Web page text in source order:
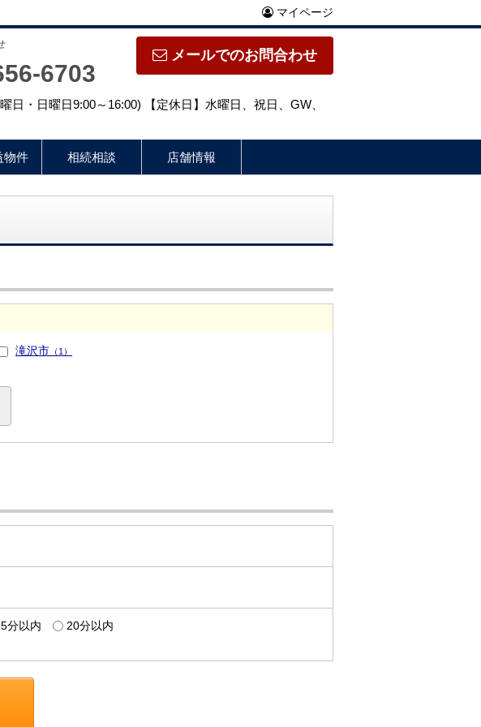
マイページ
メールでのお問合わせ
6703
日・日曜日9:00～16:00) 【定休日】水曜日、祝日、GW、
物件 相続相談 店舗情報
滝沢市 （1）
分以内
20分以内